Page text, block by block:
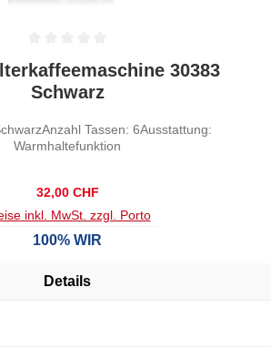
von 0 von 5 Sternen
30383
Schwarz
Tassen: 6Ausstattung:
Warmhaltefunktion
Regulärer Preis:
32,00 CHF
inkl. MwSt. zzgl. Porto
100% WIR
Details